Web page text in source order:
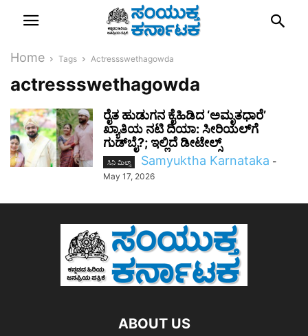
Home Tags Actressswethagowda
actressswethagowda
ರೈತ ಹುಡುಗನ ಕೈಹಿಡಿದ ‘ಅಮೃತಧಾರೆ’
ಖ್ಯಾತಿಯ ನಟಿ ದಿಯಾ: ಸೀರಿಯಲ್‌ಗೆ
ಗುಡ್‌ಬೈ?; ಇಲ್ಲಿದೆ ಡೀಟೇಲ್ಸ್
ಸಿನಿ ಮಿಲ್ಸ್ Samyuktha Karnataka -
May 17, 2026
ABOUT US